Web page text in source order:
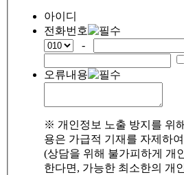
아이디
전화번호
-
오류내용
※ 개인정보 노출 방지를 위
용은 가급적 기재를 자제하
(상담을 위해 불가피하게 개
한다면, 가능한 최소한의 개